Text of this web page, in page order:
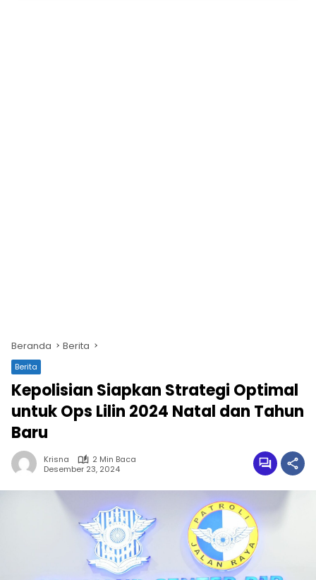
Beranda Berita
Berita
Kepolisian Siapkan Strategi Optimal
untuk Ops Lilin 2024 Natal dan Tahun
Baru
Krisna
2 Min Baca
Desember 23, 2024